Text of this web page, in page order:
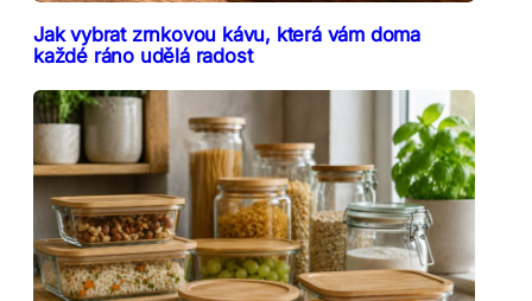
Jak vybrat zrnkovou kávu, která vám doma
každé ráno udělá radost